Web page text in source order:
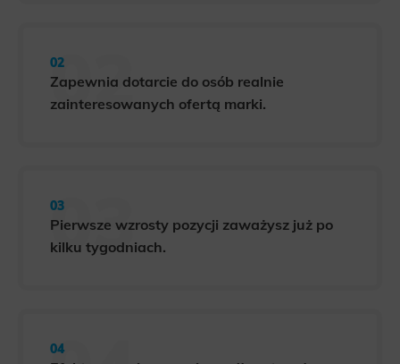
Zapewnia dotarcie do osób realnie
zainteresowanych ofertą marki.
Pierwsze wzrosty pozycji zaważysz już po
kilku tygodniach.